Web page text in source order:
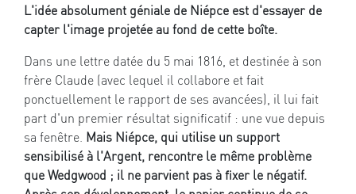
L'idée absolument géniale de Niépce est d'essayer de
capter l'image projetée au fond de cette boîte.
Dans une lettre datée du 5 mai 1816, et destinée à son
frère Claude (avec lequel il collabore et fait
ponctuellement le rapport de ses avancées), il lui fait
part d'un premier résultat significatif : une vue depuis
sa fenêtre. Mais Niépce, qui utilise un support
sensibilisé à l'Argent, rencontre le même problème
que Wedgwood ; il ne parvient pas à fixer le négatif.